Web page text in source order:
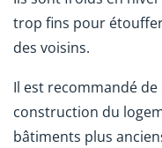
trop fins pour
des voisins.
Il est recommandé
construction du
bâtiments plus